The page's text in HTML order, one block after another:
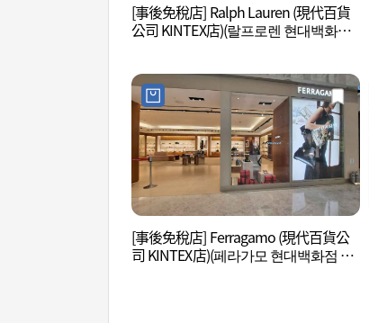
[事後免稅店] Ralph Lauren (現代百貨
公司 KINTEX店)(랄프로렌 현대백화점
[事後免稅店] Ferragamo (現代百貨公
司 KINTEX店)(페라가모 현대백화점 킨